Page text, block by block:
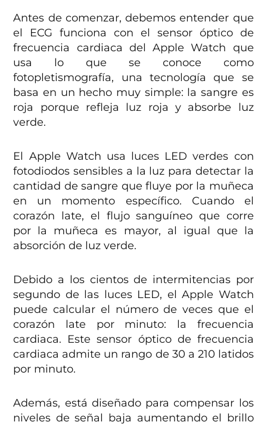
Antes de comenzar, debemos entender que
el ECG funciona con el sensor óptico de
frecuencia cardiaca del Apple Watch que
usa lo que se conoce como
fotopletismografía, una tecnología que se
basa en un hecho muy simple: la sangre es
roja porque refleja luz roja y absorbe luz
verde.
El Apple Watch usa luces LED verdes con
fotodiodos sensibles a la luz para detectar la
cantidad de sangre que fluye por la muñeca
en un momento específico. Cuando el
corazón late, el flujo sanguíneo que corre
por la muñeca es mayor, al igual que la
absorción de luz verde.
Debido a los cientos de intermitencias por
segundo de las luces LED, el Apple Watch
puede calcular el número de veces que el
corazón late por minuto: la frecuencia
cardiaca. Este sensor óptico de frecuencia
cardiaca admite un rango de 30 a 210 latidos
por minuto.
Además, está diseñado para compensar los
niveles de señal baja aumentando el brillo